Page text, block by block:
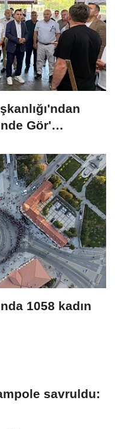
Gör'
1058 kadın
savruldu: